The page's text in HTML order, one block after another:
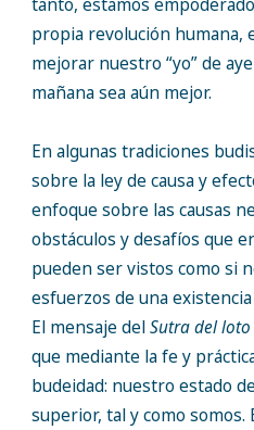
propia revolución humana,
mejorar nuestro “yo” de
mañana sea aún mejor.
En algunas tradiciones
sobre la ley de causa y
enfoque sobre las causas
obstáculos y desafíos que
pueden ser vistos como si
esfuerzos de una
El mensaje delSutra del loto
que mediante la fe y
budeidad: nuestro estado
superior, tal y como somos.